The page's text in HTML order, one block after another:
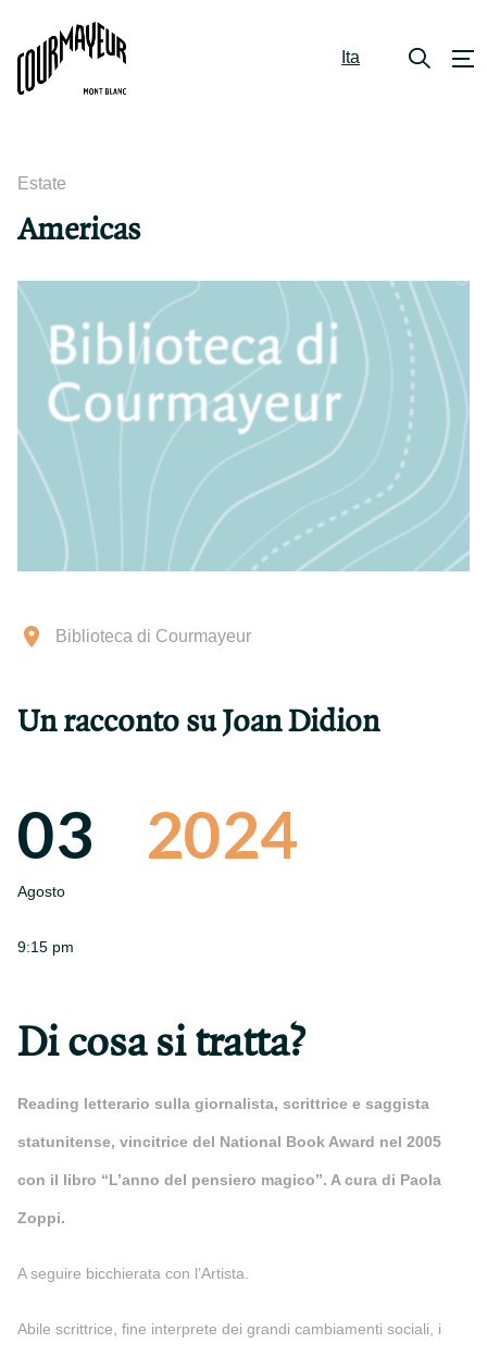
Ita
Estate
Americas
Biblioteca di Courmayeur
Un racconto su Joan Didion
03
Agosto
2024
9:15 pm
Di cosa si tratta?
Reading letterario sulla giornalista, scrittrice e saggista
statunitense, vincitrice del National Book Award nel 2005
con il libro “L’anno del pensiero magico”. A cura di Paola
Zoppi.
A seguire bicchierata con l’Artista.
Abile scrittrice, fine interprete dei grandi cambiamenti sociali, i